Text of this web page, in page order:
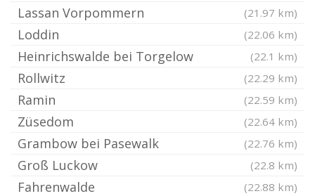
Lassan Vorpommern (21.97 km)
Loddin (22.06 km)
Heinrichswalde bei Torgelow (22.1 km)
Rollwitz (22.29 km)
Ramin (22.59 km)
Züsedom (22.64 km)
Grambow bei Pasewalk (22.76 km)
Groß Luckow (22.8 km)
Fahrenwalde (22.88 km)